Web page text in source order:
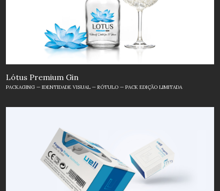
Soluciones personalizada
s para
empresas, con planes formativos
adaptados a las necesidades concretas
de cada organización.
Lótus Premium Gin
PACKAGING — IDENTIDADE VISUAL — RÓTULO — PACK EDIÇÃO LIMITADA